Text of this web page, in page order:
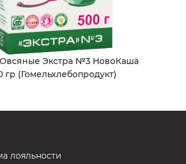
Экстра №3 НовоКаша
гр (Гомельхлебопродукт)
лояльности